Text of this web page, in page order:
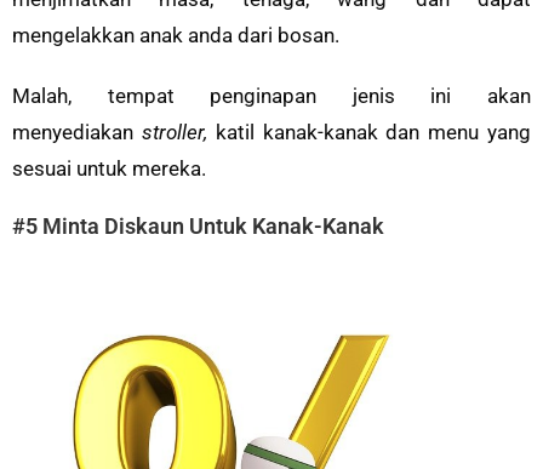
mengelakkan anak anda dari bosan.
Malah, tempat penginapan jenis ini akan
menyediakan stroller, katil kanak-kanak dan menu yang
sesuai untuk mereka.
#5 Minta Diskaun Untuk Kanak-Kanak